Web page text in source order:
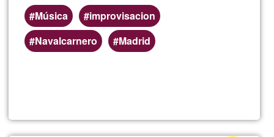
Música
improvisacion
Navalcarnero
Madrid